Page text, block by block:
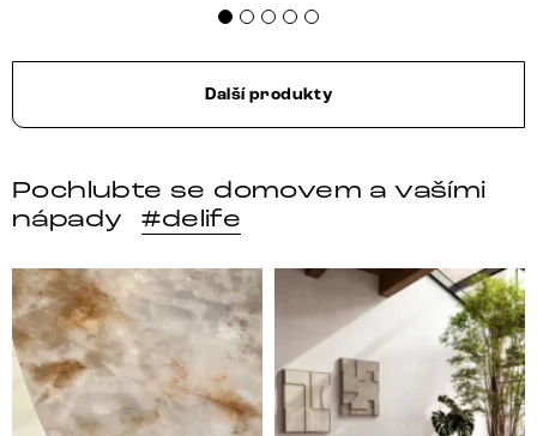
Další produkty
Pochlubte se domovem a vašími
nápady
#delife
DELIFE – Nábytek, který promění dům v domov. Domo
Místo, kam se budeš těšit